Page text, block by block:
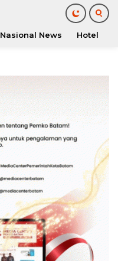
Nasional News Hotel